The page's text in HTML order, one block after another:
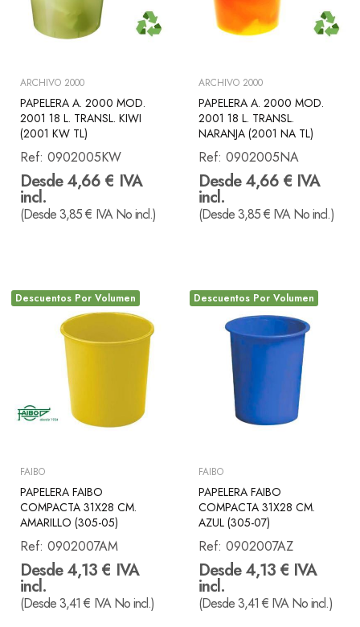
ARCHIVO 2000
PAPELERA A. 2000 MOD.
2001 18 L. TRANSL. KIWI
(2001 KW TL)
Ref: 0902005KW
Desde 4,66 € IVA
incl.
(Desde 3,85 € IVA No incl.)
ARCHIVO 2000
PAPELERA A. 2000 MOD.
2001 18 L. TRANSL.
NARANJA (2001 NA TL)
Ref: 0902005NA
Desde 4,66 € IVA
incl.
(Desde 3,85 € IVA No incl.)
Descuentos Por Volumen
FAIBO
PAPELERA FAIBO
COMPACTA 31X28 CM.
AMARILLO (305-05)
Ref: 0902007AM
Desde 4,13 € IVA
incl.
(Desde 3,41 € IVA No incl.)
Descuentos Por Volumen
FAIBO
PAPELERA FAIBO
COMPACTA 31X28 CM.
AZUL (305-07)
Ref: 0902007AZ
Desde 4,13 € IVA
incl.
(Desde 3,41 € IVA No incl.)